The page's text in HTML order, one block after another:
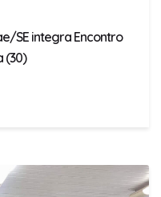
SE integra Encontro
(30)